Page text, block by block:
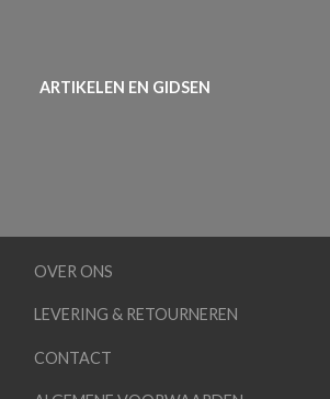
ARTIKELEN EN GIDSEN
OVER ONS
LEVERING & RETOURNEREN
CONTACT